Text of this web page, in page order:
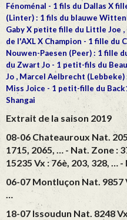
Fénoménal - 1 fils du Dallas X
(Linter) : 1 fils du blauwe
Gaby X petite fille du Little Joe
de l'AXL X Champion - 1 fille du
Nouwen-Paesen (Peer) : 1 fille
du Zwart Jo - 1 petit-fils du
Jo , Marcel Aelbrecht
Miss Joice - 1 petit-fille du
Shangai
Extrait de la saison 2019
08-06 Chateauroux Nat.
1715, 2065, … - Nat. Zone :
15235 Vx : 76è, 203, 328, …
06-07 Montluçon Nat. 9857
…
18-07 Issoudun Nat. 8248